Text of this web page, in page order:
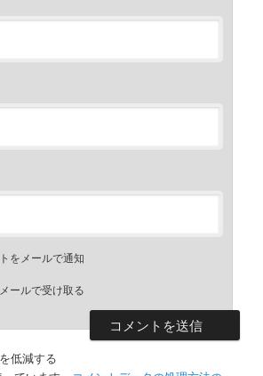
をメールで通知
ールで受け取る
低減する